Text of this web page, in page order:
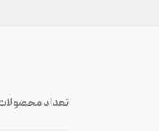
تعداد